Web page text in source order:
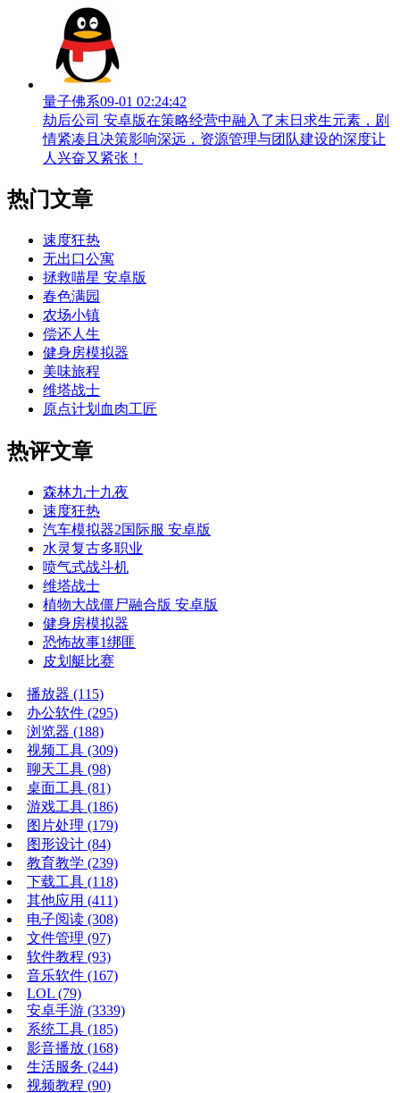
量子佛系09-01 02:24:42
劫后公司 安卓版在策略经营中融入了末日求生元素，剧
情紧凑且决策影响深远，资源管理与团队建设的深度让
人兴奋又紧张！
热门文章
速度狂热
无出口公寓
拯救喵星 安卓版
春色满园
农场小镇
偿还人生
健身房模拟器
美味旅程
维塔战士
原点计划血肉工匠
热评文章
森林九十九夜
速度狂热
汽车模拟器2国际服 安卓版
水灵复古多职业
喷气式战斗机
维塔战士
植物大战僵尸融合版 安卓版
健身房模拟器
恐怖故事1绑匪
皮划艇比赛
播放器 (115)
办公软件 (295)
浏览器 (188)
视频工具 (309)
聊天工具 (98)
桌面工具 (81)
游戏工具 (186)
图片处理 (179)
图形设计 (84)
教育教学 (239)
下载工具 (118)
其他应用 (411)
电子阅读 (308)
文件管理 (97)
软件教程 (93)
音乐软件 (167)
LOL (79)
安卓手游 (3339)
系统工具 (185)
影音播放 (168)
生活服务 (244)
视频教程 (90)